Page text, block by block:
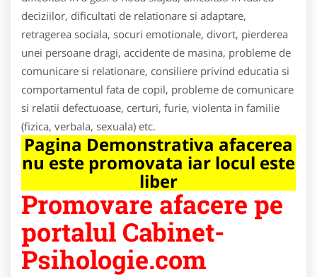
deciziilor, dificultati de relationare si adaptare,
retragerea sociala, socuri emotionale, divort, pierderea
unei persoane dragi, accidente de masina, probleme de
comunicare si relationare, consiliere privind educatia si
comportamentul fata de copil, probleme de comunicare
si relatii defectuoase, certuri, furie, violenta in familie
(fizica, verbala, sexuala) etc.
Pagina Demonstrativa afacerea
nu este promovata iar locul este
liber
Promovare afacere pe
portalul Cabinet-
Psihologie.com